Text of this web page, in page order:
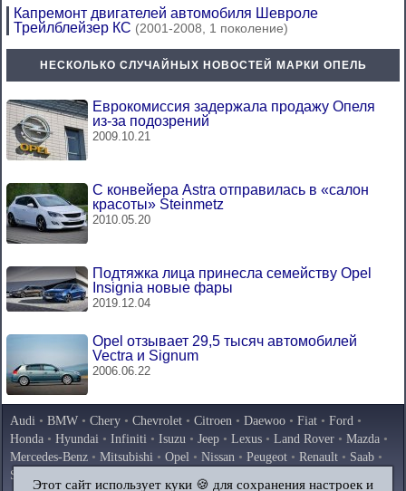
Капремонт двигателей автомобиля Шевроле
Трейлблейзер КС (2001-2008, 1 поколение)
НЕСКОЛЬКО СЛУЧАЙНЫХ НОВОСТЕЙ МАРКИ ОПЕЛЬ
Еврокомиссия задержала продажу Опеля
из-за подозрений
2009.10.21
С конвейера Astra отправилась в «салон
красоты» Steinmetz
2010.05.20
Подтяжка лица принесла семейству Opel
Insignia новые фары
2019.12.04
Opel отзывает 29,5 тысяч автомобилей
Vectra и Signum
2006.06.22
Audi • BMW • Chery • Chevrolet • Citroen • Daewoo • Fiat • Ford •
Honda • Hyundai • Infiniti • Isuzu • Jeep • Lexus • Land Rover • Mazda •
Mercedes-Benz • Mitsubishi • Opel • Nissan • Peugeot • Renault • Saab •
Skoda
Volkswagen
Этот сайт использует куки 🍪 для сохранения настроек и